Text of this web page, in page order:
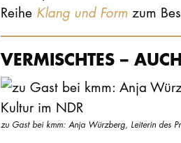
Reihe Klang und Form zum
VERMISCHTES –
zu Gast bei kmm: Anja Würzberg, Leiterin des